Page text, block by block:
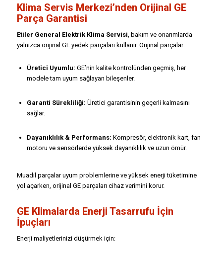
Klima Servis Merkezi’nden Orijinal GE
Parça Garantisi
Etiler General Elektrik Klima Servisi, bakım ve onarımlarda
yalnızca orijinal GE yedek parçaları kullanır. Orijinal parçalar:
Üretici Uyumlu: GE’nin kalite kontrolünden geçmiş, her
modele tam uyum sağlayan bileşenler.
Garanti Sürekliliği: Üretici garantisinin geçerli kalmasını
sağlar.
Dayanıklılık & Performans: Kompresör, elektronik kart, fan
motoru ve sensörlerde yüksek dayanıklılık ve uzun ömür.
Muadil parçalar uyum problemlerine ve yüksek enerji tüketimine
yol açarken, orijinal GE parçaları cihaz verimini korur.
GE Klimalarda Enerji Tasarrufu İçin
İpuçları
Enerji maliyetlerinizi düşürmek için: